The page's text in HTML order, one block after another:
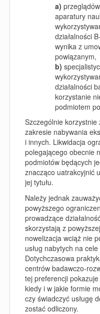
a)
aparatury
działalności
wynika z
powiązanym,
b)
działalności
korzystanie
podmiotem
Szczególnie
zakresie nabywania
i innych. Likwidacja
polegającego obecnie
podmiotów będących
znacząco uatrakcyjnić
jej tytułu.
Należy jednak
powyższego
prowadzące
skorzystają z
nowelizacja wciąż nie
usług nabytych na
Dotychczasowa
centrów badawczo-
tej preferencji
kiedy i w jakie formie
czy świadczyć usługę
zostać odliczony.